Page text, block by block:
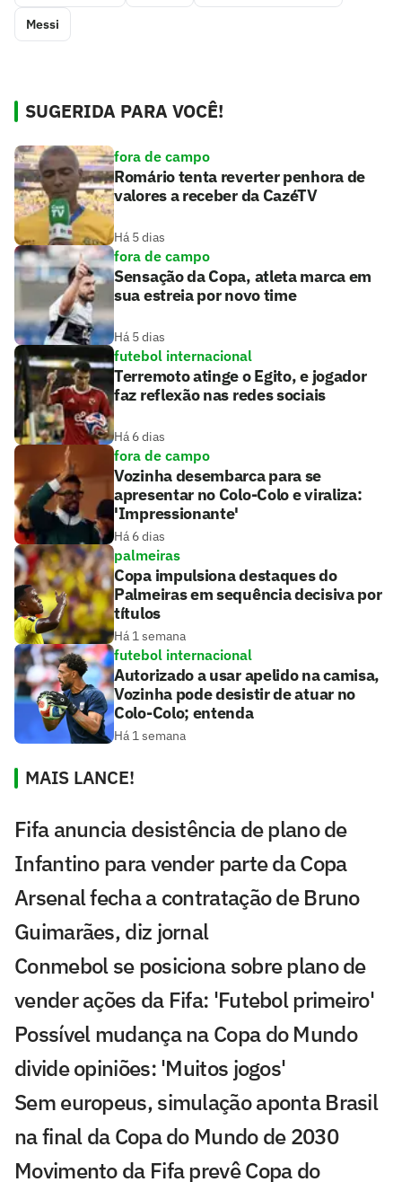
Messi
SUGERIDA PARA VOCÊ!
fora de campo
Romário tenta reverter penhora de
valores a receber da CazéTV
Há 5 dias
fora de campo
Sensação da Copa, atleta marca em
sua estreia por novo time
Há 5 dias
futebol internacional
Terremoto atinge o Egito, e jogador
faz reflexão nas redes sociais
Há 6 dias
fora de campo
Vozinha desembarca para se
apresentar no Colo-Colo e viraliza:
'Impressionante'
Há 6 dias
palmeiras
Copa impulsiona destaques do
Palmeiras em sequência decisiva por
títulos
Há 1 semana
futebol internacional
Autorizado a usar apelido na camisa,
Vozinha pode desistir de atuar no
Colo-Colo; entenda
Há 1 semana
MAIS LANCE!
Fifa anuncia desistência de plano de
Infantino para vender parte da Copa
Arsenal fecha a contratação de Bruno
Guimarães, diz jornal
Conmebol se posiciona sobre plano de
vender ações da Fifa: 'Futebol primeiro'
Possível mudança na Copa do Mundo
divide opiniões: 'Muitos jogos'
Sem europeus, simulação aponta Brasil
na final da Copa do Mundo de 2030
Movimento da Fifa prevê Copa do